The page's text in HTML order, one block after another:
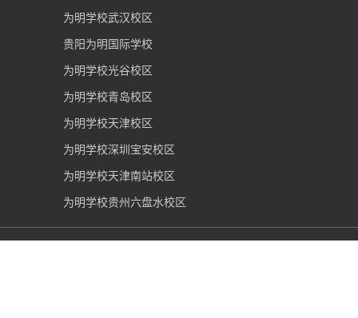
为明学校武汉校区
贵阳为明国际学校
为明学校光谷校区
为明学校青岛校区
为明学校天津校区
为明学校深圳宝安校区
为明学校天津南站校区
为明学校贵州六盘水校区